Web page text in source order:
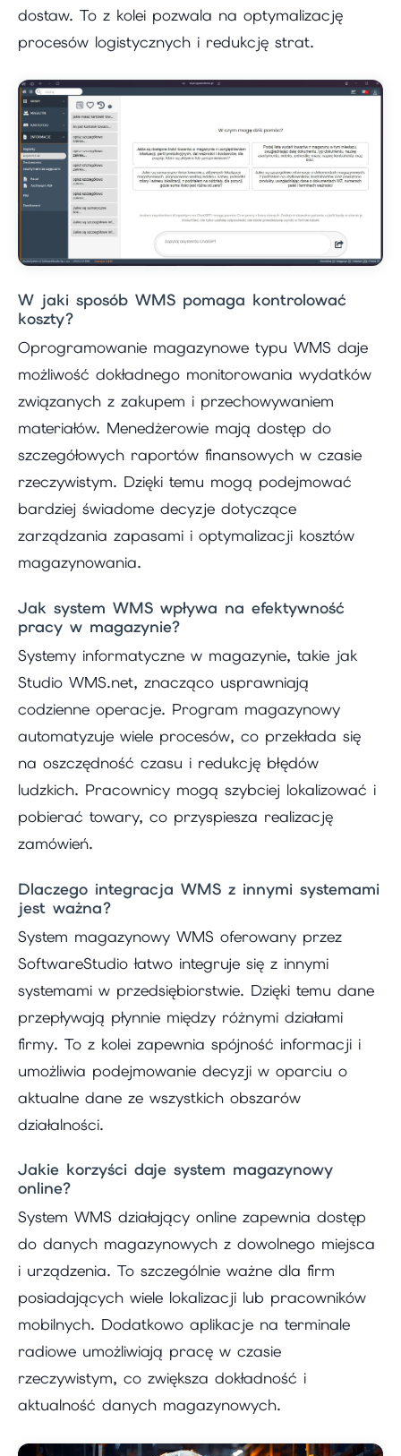
dostaw. To z kolei pozwala na optymalizację
procesów logistycznych i redukcję strat.
W jaki sposób WMS pomaga kontrolować
koszty?
Oprogramowanie magazynowe typu WMS daje
możliwość dokładnego monitorowania wydatków
związanych z zakupem i przechowywaniem
materiałów. Menedżerowie mają dostęp do
szczegółowych raportów finansowych w czasie
rzeczywistym. Dzięki temu mogą podejmować
bardziej świadome decyzje dotyczące
zarządzania zapasami i optymalizacji kosztów
magazynowania.
Jak system WMS wpływa na efektywność
pracy w magazynie?
Systemy informatyczne w magazynie, takie jak
Studio WMS.net, znacząco usprawniają
codzienne operacje. Program magazynowy
automatyzuje wiele procesów, co przekłada się
na oszczędność czasu i redukcję błędów
ludzkich. Pracownicy mogą szybciej lokalizować i
pobierać towary, co przyspiesza realizację
zamówień.
Dlaczego integracja WMS z innymi systemami
jest ważna?
System magazynowy WMS oferowany przez
SoftwareStudio łatwo integruje się z innymi
systemami w przedsiębiorstwie. Dzięki temu dane
przepływają płynnie między różnymi działami
firmy. To z kolei zapewnia spójność informacji i
umożliwia podejmowanie decyzji w oparciu o
aktualne dane ze wszystkich obszarów
działalności.
Jakie korzyści daje system magazynowy
online?
System WMS działający online zapewnia dostęp
do danych magazynowych z dowolnego miejsca
i urządzenia. To szczególnie ważne dla firm
posiadających wiele lokalizacji lub pracowników
mobilnych. Dodatkowo aplikacje na terminale
radiowe umożliwiają pracę w czasie
rzeczywistym, co zwiększa dokładność i
aktualność danych magazynowych.